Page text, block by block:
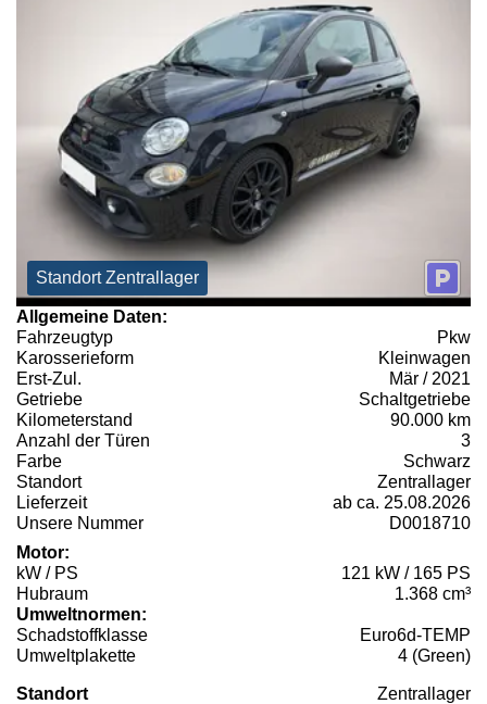
Standort Zentrallager
Allgemeine Daten:
Fahrzeugtyp
Pkw
Karosserieform
Kleinwagen
Erst-Zul.
Mär / 2021
Getriebe
Schaltgetriebe
Kilometerstand
90.000 km
Anzahl der Türen
3
Farbe
Schwarz
Standort
Zentrallager
Lieferzeit
ab ca. 25.08.2026
Unsere Nummer
D0018710
Motor:
kW / PS
121 kW / 165 PS
Hubraum
1.368 cm³
Umweltnormen:
Schadstoffklasse
Euro6d-TEMP
Umweltplakette
4 (Green)
Standort Zentrallager